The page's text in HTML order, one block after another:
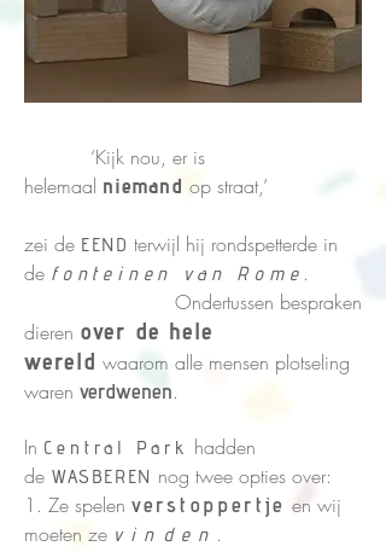
‘Kijk nou, er is
helemaal niemand op straat,’
zei de EEND terwijl hij rondspetterde in
de fonteinen van Rome .
Ondertussen bespraken
dieren over de hele
wereld waarom alle mensen plotseling
waren verdwenen.
In Central Park hadden
de WASBEREN nog twee opties over:
1. Ze spelen verstoppertje en wij
moeten ze vinden .